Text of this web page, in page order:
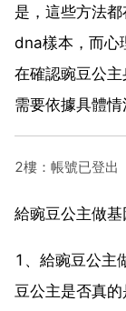
是，這些方法
dna樣本，而心
在確認豌豆公
需要依據具體情
2樓：帳號已登出
給豌豆公主做基
1、給豌豆公主
豆公主是否真